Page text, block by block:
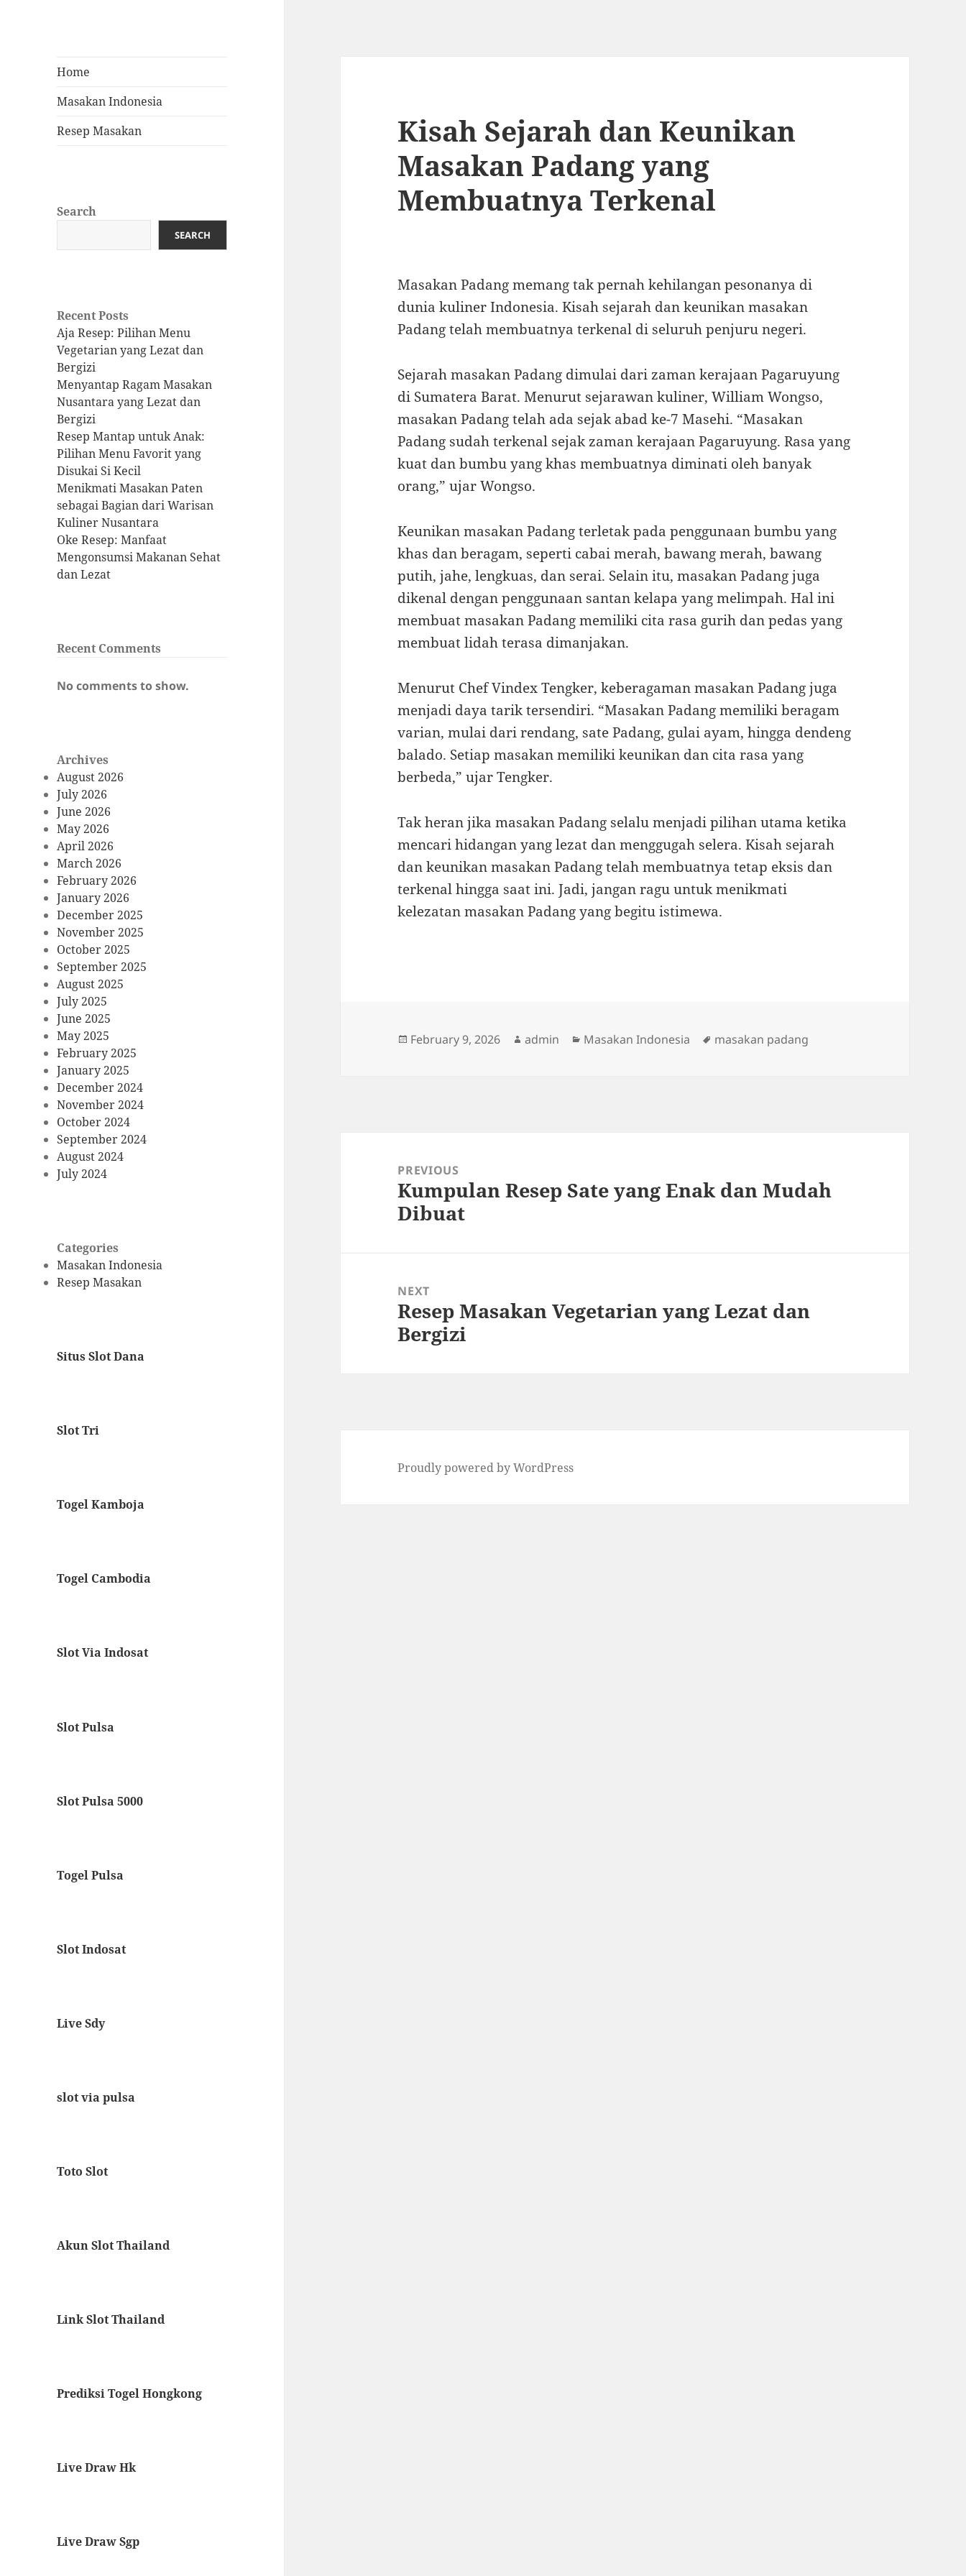
Home
Masakan Indonesia
Resep Masakan
Search
SEARCH
Recent Posts
Aja Resep: Pilihan Menu
Vegetarian yang Lezat dan
Bergizi
Menyantap Ragam Masakan
Nusantara yang Lezat dan
Bergizi
Resep Mantap untuk Anak:
Pilihan Menu Favorit yang
Disukai Si Kecil
Menikmati Masakan Paten
sebagai Bagian dari Warisan
Kuliner Nusantara
Oke Resep: Manfaat
Mengonsumsi Makanan Sehat
dan Lezat
Recent Comments
No comments to show.
Archives
August 2026
July 2026
June 2026
May 2026
April 2026
March 2026
February 2026
January 2026
December 2025
November 2025
October 2025
September 2025
August 2025
July 2025
June 2025
May 2025
February 2025
January 2025
December 2024
November 2024
October 2024
September 2024
August 2024
July 2024
Categories
Masakan Indonesia
Resep Masakan
Situs Slot Dana
Slot Tri
Togel Kamboja
Togel Cambodia
Slot Via Indosat
Slot Pulsa
Slot Pulsa 5000
Togel Pulsa
Slot Indosat
Live Sdy
slot via pulsa
Toto Slot
Akun Slot Thailand
Link Slot Thailand
Prediksi Togel Hongkong
Live Draw Hk
Live Draw Sgp
Kisah Sejarah dan Keunikan
Masakan Padang yang
Membuatnya Terkenal
Masakan Padang memang tak pernah kehilangan pesonanya di
dunia kuliner Indonesia. Kisah sejarah dan keunikan masakan
Padang telah membuatnya terkenal di seluruh penjuru negeri.
Sejarah masakan Padang dimulai dari zaman kerajaan Pagaruyung
di Sumatera Barat. Menurut sejarawan kuliner, William Wongso,
masakan Padang telah ada sejak abad ke-7 Masehi. “Masakan
Padang sudah terkenal sejak zaman kerajaan Pagaruyung. Rasa yang
kuat dan bumbu yang khas membuatnya diminati oleh banyak
orang,” ujar Wongso.
Keunikan masakan Padang terletak pada penggunaan bumbu yang
khas dan beragam, seperti cabai merah, bawang merah, bawang
putih, jahe, lengkuas, dan serai. Selain itu, masakan Padang juga
dikenal dengan penggunaan santan kelapa yang melimpah. Hal ini
membuat masakan Padang memiliki cita rasa gurih dan pedas yang
membuat lidah terasa dimanjakan.
Menurut Chef Vindex Tengker, keberagaman masakan Padang juga
menjadi daya tarik tersendiri. “Masakan Padang memiliki beragam
varian, mulai dari rendang, sate Padang, gulai ayam, hingga dendeng
balado. Setiap masakan memiliki keunikan dan cita rasa yang
berbeda,” ujar Tengker.
Tak heran jika masakan Padang selalu menjadi pilihan utama ketika
mencari hidangan yang lezat dan menggugah selera. Kisah sejarah
dan keunikan masakan Padang telah membuatnya tetap eksis dan
terkenal hingga saat ini. Jadi, jangan ragu untuk menikmati
kelezatan masakan Padang yang begitu istimewa.
Posted
February 9, 2026 Author
admin Categories
Masakan Indonesia Tags
masakan padang
navigationPREVIOUS
Previous
post:
Kumpulan Resep Sate yang Enak dan Mudah
Dibuat
NEXT
Next
post:
Resep Masakan Vegetarian yang Lezat dan
Bergizi
Proudly powered by WordPress